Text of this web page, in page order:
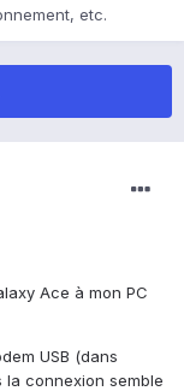
etc.
Ace à mon PC
USB (dans
la connexion semble